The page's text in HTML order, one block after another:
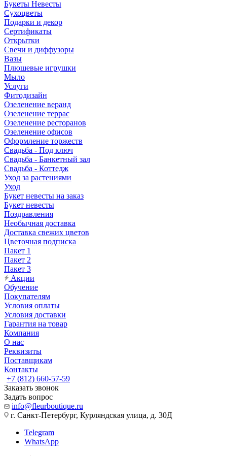
Букеты Невесты
Сухоцветы
Подарки и декор
Сертификаты
Открытки
Свечи и диффузоры
Вазы
Плюшевые игрушки
Мыло
Услуги
Фитодизайн
Озеленение веранд
Озеленение террас
Озеленение ресторанов
Озеленение офисов
Оформление торжеств
Свадьба - Под ключ
Свадьба - Банкетный зал
Свадьба - Коттедж
Уход за растениями
Уход
Букет невесты на заказ
Букет невесты
Поздравления
Необычная доставка
Доставка свежих цветов
Цветочная подписка
Пакет 1
Пакет 2
Пакет 3
Акции
Обучение
Покупателям
Условия оплаты
Условия доставки
Гарантия на товар
Компания
О нас
Реквизиты
Поставщикам
Контакты
+7 (812) 660-57-59
Заказать звонок
Задать вопрос
info@fleurboutique.ru
г. Санкт-Петербург, Курляндская улица, д. 30Д
Telegram
WhatsApp